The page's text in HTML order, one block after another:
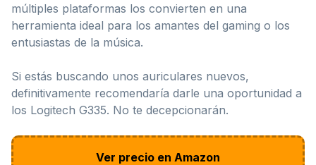
múltiples plataformas los convierten en una
herramienta ideal para los amantes del gaming o los
entusiastas de la música.
Si estás buscando unos auriculares nuevos,
definitivamente recomendaría darle una oportunidad a
los Logitech G335. No te decepcionarán.
Ver precio en Amazon